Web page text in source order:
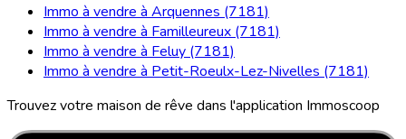
Immo à vendre à Arquennes (7181)
Immo à vendre à Familleureux (7181)
Immo à vendre à Feluy (7181)
Immo à vendre à Petit-Roeulx-Lez-Nivelles (7181)
Trouvez votre maison de rêve dans l'application Immoscoop